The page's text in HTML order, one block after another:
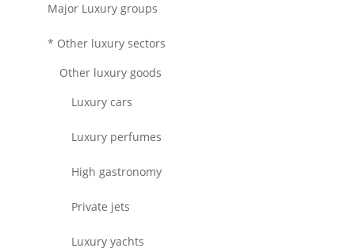
Major Luxury groups
* Other luxury sectors
Other luxury goods
Luxury cars
Luxury perfumes
High gastronomy
Private jets
Luxury yachts